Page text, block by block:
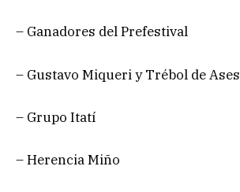
– Ganadores del Prefestival
– Gustavo Miqueri y Trébol de Ases
– Grupo Itatí
– Herencia Miño